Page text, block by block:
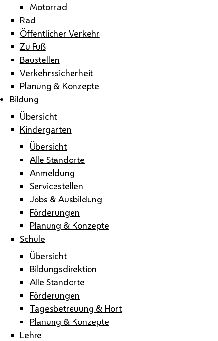
Motorrad
Rad
Öffentlicher Verkehr
Zu Fuß
Baustellen
Verkehrssicherheit
Planung & Konzepte
Bildung
Übersicht
Kindergarten
Übersicht
Alle Standorte
Anmeldung
Servicestellen
Jobs & Ausbildung
Förderungen
Planung & Konzepte
Schule
Übersicht
Bildungsdirektion
Alle Standorte
Förderungen
Tagesbetreuung & Hort
Planung & Konzepte
Lehre